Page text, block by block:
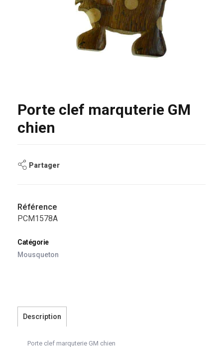
Porte clef marquterie GM
chien
Partager
Référence
PCM1578A
Catégorie
Mousqueton
Description
Porte clef marquterie GM chien